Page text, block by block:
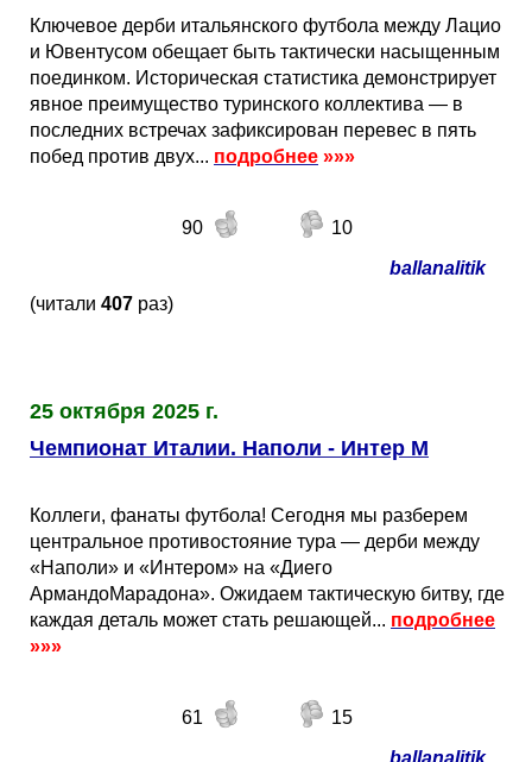
Ключевое дерби итальянского футбола между Лацио
и Ювентусом обещает быть тактически насыщенным
поединком. Историческая статистика демонстрирует
явное преимущество туринского коллектива — в
последних встречах зафиксирован перевес в пять
побед против двух... подробнее »»»
90
10
ballanalitik
(читали 407 раз)
25 октября 2025 г.
Чемпионат Италии. Наполи - Интер М
Коллеги, фанаты футбола! Сегодня мы разберем
центральное противостояние тура — дерби между
«Наполи» и «Интером» на «Диего
АрмандоМарадона». Ожидаем тактическую битву, где
каждая деталь может стать решающей... подробнее
»»»
61
15
ballanalitik